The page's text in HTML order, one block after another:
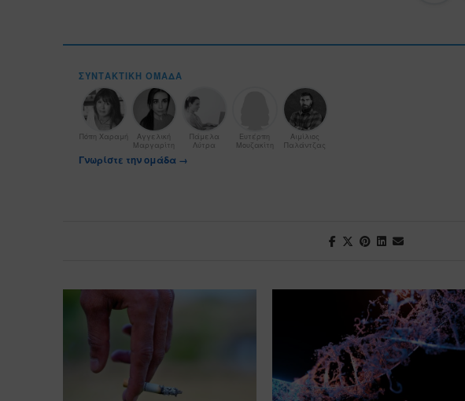
ΣΥΝΤΑΚΤΙΚΉ ΟΜΆΔΑ
Πόπη Χαραμή
Αγγελική
Μαργαρίτη
Πάμελα
Λύτρα
Ευτέρπη
Μουζακίτη
Αιμίλιος
Παλάντζας
Γνωρίστε την ομάδα →